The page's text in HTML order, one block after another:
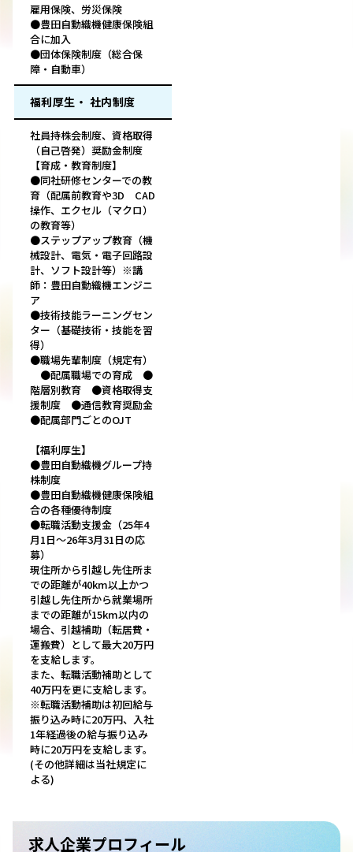
雇用保険、労災保険
●豊田自動織機健康保険組
合に加入
●団体保険制度（総合保
障・自動車）
福利厚生・ 社内制度
社員持株会制度、資格取得
（自己啓発）奨励金制度
【育成・教育制度】
●同社研修センターでの教
育（配属前教育や3D CAD
操作、エクセル（マクロ）
の教育等）
●ステップアップ教育（機
械設計、電気・電子回路設
計、ソフト設計等）※講
師：豊田自動織機エンジニ
ア
●技術技能ラーニングセン
ター（基礎技術・技能を習
得）
●職場先輩制度（規定有）
●配属職場での育成 ●
階層別教育 ●資格取得支
援制度 ●通信教育奨励金
●配属部門ごとのOJT
【福利厚生】
●豊田自動織機グループ持
株制度
●豊田自動織機健康保険組
合の各種優待制度
●転職活動支援金（25年4
月1日～26年3月31日の応
募）
現住所から引越し先住所ま
での距離が40km以上かつ
引越し先住所から就業場所
までの距離が15km以内の
場合、引越補助（転居費・
運搬費）として最大20万円
を支給します。
また、転職活動補助として
40万円を更に支給します。
※転職活動補助は初回給与
振り込み時に20万円、入社
1年経過後の給与振り込み
時に20万円を支給します。
(その他詳細は当社規定に
よる)
求人企業プロフィール